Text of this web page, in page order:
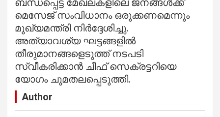
മെസേജ് സംവിധാനം ഒരുക്കണമെന്നും
മുഖ്യമന്ത്രി നിർദ്ദേശിച്ചു.
അത്യാവശ്യ ഘട്ടങ്ങളിൽ
തീരുമാനങ്ങളെടുത്ത് നടപടി
സ്വീകരിക്കാൻ ചീഫ് സെക്രട്ടറിയെ
യോഗം ചുമതലപ്പെടുത്തി.
Author